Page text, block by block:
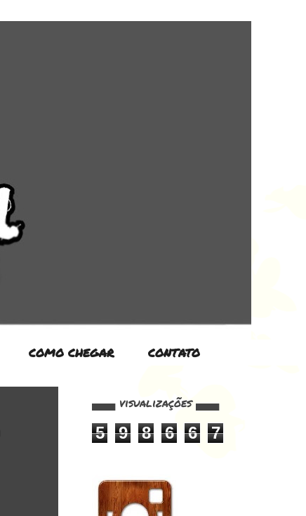
COMO CHEGAR CONTATO
▄▄▄ visualizações ▄▄▄
5 9 8 6 6 7